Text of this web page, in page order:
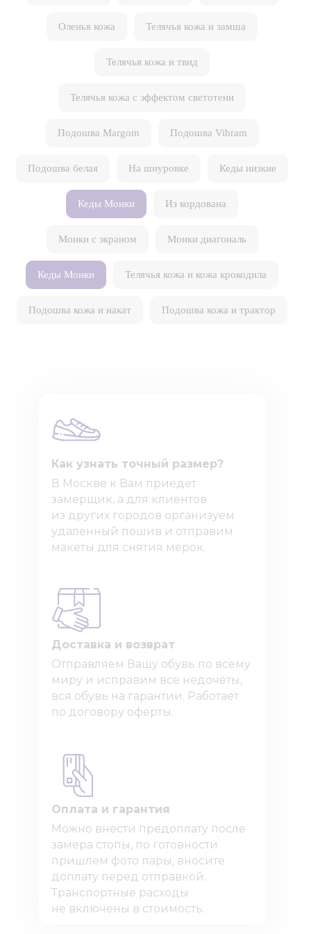
Оленья кожа Телячья кожа и замша
Телячья кожа и твид
Телячья кожа с эффектом светотени
Подошва Margom Подошва Vibram
Подошва белая На шнуровке Кеды низкие
Кеды Монки Из кордована
Монки с экраном Монки диагональ
Кеды Монки Телячья кожа и кожа крокодила
Подошва кожа и накат Подошва кожа и трактор
Доставка и возврат
В Москве к Вам приедет
замерщик, а для клиентов
из других городов организуем
удаленный пошив и отправим
макеты для снятия мерок.
Как узнать точный размер?
Отправляем Вашу обувь по всему
миру и исправим все недочёты,
вся обувь на гарантии. Работает
по договору оферты.
Оплата и гарантия
Можно внести предоплату после
замера стопы, по готовности
пришлем фото пары, вносите
доплату перед отправкой.
Транспортные расходы
не включены в стоимость.